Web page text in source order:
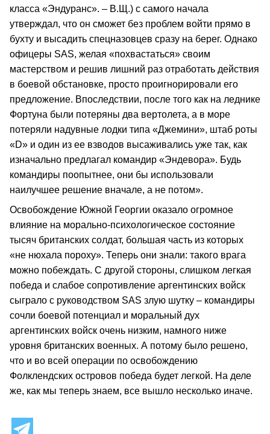
класса «Эндуранс». – В.Щ.) с самого начала
утверждал, что он сможет без проблем войти прямо в
бухту и высадить спецназовцев сразу на берег. Однако
офицеры SAS, желая «похвастаться» своим
мастерством и решив лишний раз отработать действия
в боевой обстановке, просто проигнорировали его
предложение. Впоследствии, после того как на леднике
Фортуна были потеряны два вертолета, а в море
потеряли надувные лодки типа «Джемини», штаб роты
«D» и один из ее взводов высаживались уже так, как
изначально предлагал командир «Эндевора». Будь
командиры поопытнее, они бы использовали
наилучшее решение вначале, а не потом».
Освобождение Южной Георгии оказало огромное
влияние на морально-психологическое состояние
тысяч британских солдат, большая часть из которых
«не нюхала пороху». Теперь они знали: такого врага
можно побеждать. С другой стороны, слишком легкая
победа и слабое сопротивление аргентинских войск
сыграло с руководством SAS злую шутку – командиры
сочли боевой потенциал и моральный дух
аргентинских войск очень низким, намного ниже
уровня британских военных. А потому было решено,
что и во всей операции по освобождению
Фолклендских островов победа будет легкой. На деле
же, как мы теперь знаем, все вышло несколько иначе.